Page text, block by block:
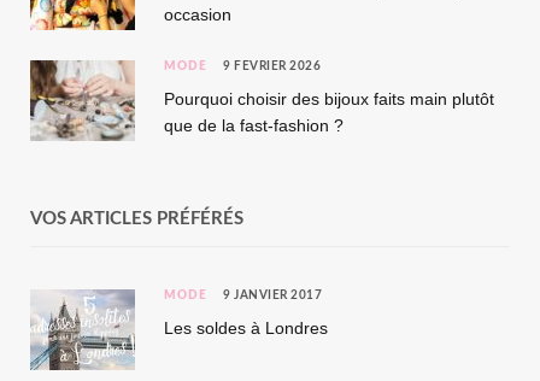
occasion
MODE 9 FÉVRIER 2026
Pourquoi choisir des bijoux faits main plutôt
que de la fast-fashion ?
VOS ARTICLES PRÉFÉRÉS
MODE 9 JANVIER 2017
Les soldes à Londres